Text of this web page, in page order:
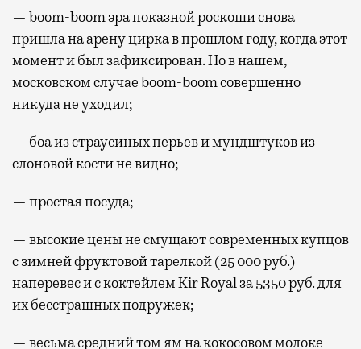
— boom-boom эра показной роскоши снова
пришла на арену цирка в прошлом году, когда этот
момент и был зафиксирован. Но в нашем,
московском случае boom-boom совершенно
никуда не уходил;
— боа из страусиных перьев и мундштуков из
слоновой кости не видно;
— простая посуда;
— высокие цены не смущают современных купцов
с зимней фруктовой тарелкой (25 000 руб.)
наперевес и с коктейлем Kir Royal за 5350 руб. для
их бесстрашных подружек;
— весьма средний том ям на кокосовом молоке